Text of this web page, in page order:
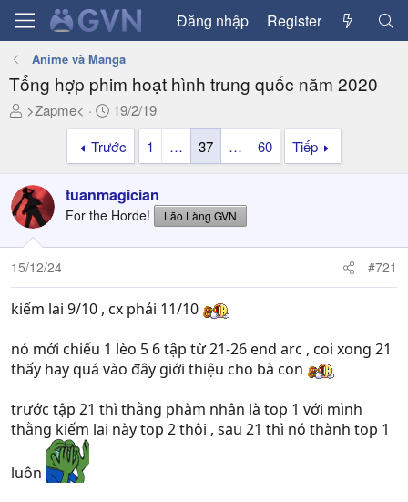
Đăng nhập Register
Anime và Manga
Tổng hợp phim hoạt hình trung quốc năm 2020
T
a
d
s
t
a
t
e
r
>Zapme<
N
g
à
y
ử
i
19/2/19
Trước
1 … 37 … 60 Tiếp
tuanmagician
For the Horde! Lão Làng GVN
15/12/24 #721
kiếm lai 9/10 , cx phải 11/10
nó mới chiếu 1 lèo 5 6 tập từ 21-26 end arc , coi xong 21
thấy hay quá vào đây giới thiệu cho bà con
trước tập 21 thì thằng phàm nhân là top 1 với mình
thằng kiếm lai này top 2 thôi , sau 21 thì nó thành top 1
luôn